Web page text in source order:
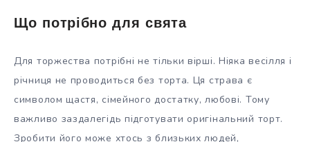
Що потрібно для свята
Для торжества потрібні не тільки вірші. Ніяка весілля і
річниця не проводиться без торта. Ця страва є
символом щастя, сімейного достатку, любові. Тому
важливо заздалегідь підготувати оригінальний торт.
Зробити його може хтось з близьких людей,